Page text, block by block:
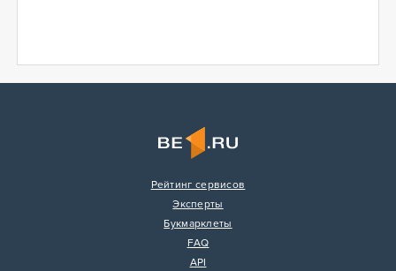
Рейтинг сервисов
Эксперты
Букмарклеты
FAQ
API